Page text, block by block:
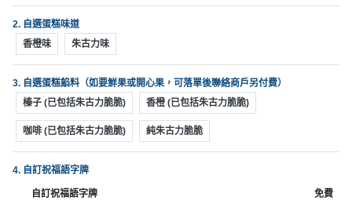
食
即
煮
系
列
聚
會
及
拍
拖
2. 自選蛋糕味道
香橙味
朱古力味
3. 自選蛋糕餡料（如要鮮果或開心果，可落單後聯絡商戶另付費）
榛子 (已包括朱古力脆脆)
香橙 (已包括朱古力脆脆)
咖啡 (已包括朱古力脆脆) 純朱古力脆脆
4. 自訂祝福語字牌
自訂祝福語字牌
免費